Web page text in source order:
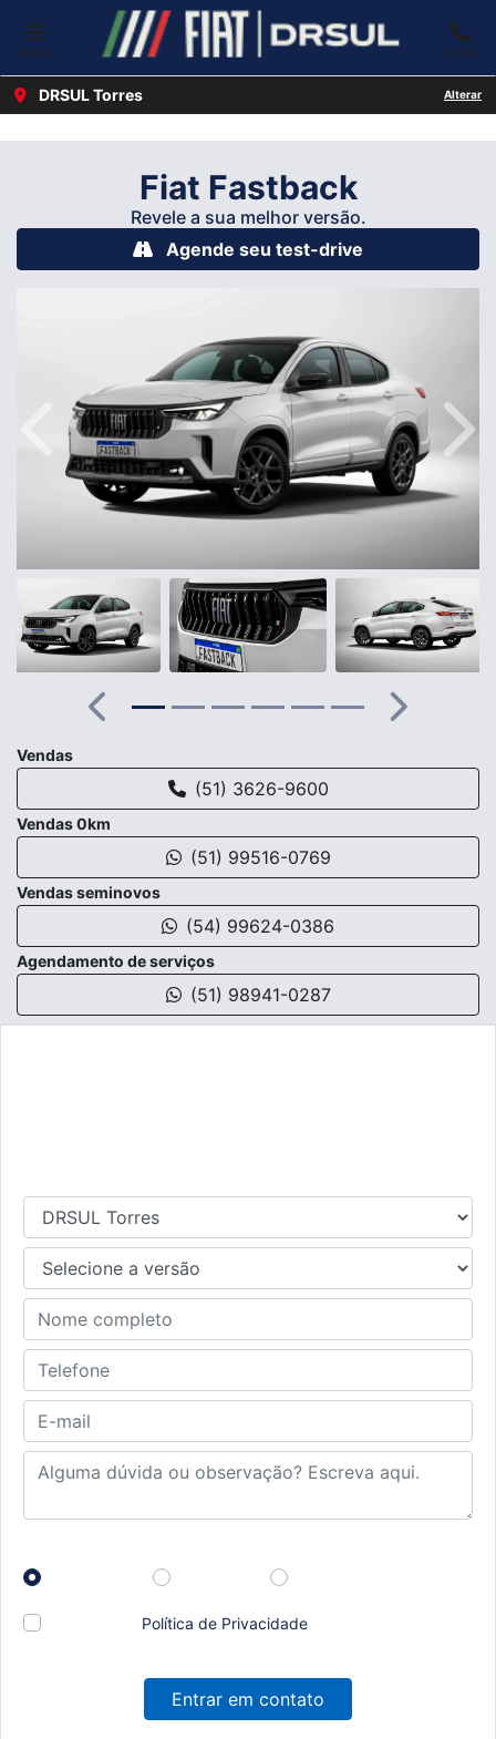
Ativar a compatibilidade com o leitor de tela
MENU LIGAR
DRSUL Torres Alterar
Fiat Fastback
Revele a sua melhor versão.
Agende seu test-drive
Política de Privacidade
Entrar em contato
Anterior
Anterior Próximo
Vendas
(51) 3626-9600
Vendas 0km
(51) 99516-0769
Vendas seminovos
(54) 99624-0386
Agendamento de serviços
(51) 98941-0287